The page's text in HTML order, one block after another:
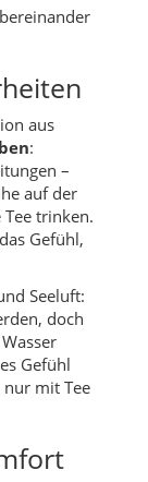
aus
:
–
auf der
trinken.
Gefühl,
Seeluft:
doch
Gefühl
nur mit Tee